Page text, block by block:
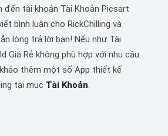
đến tài khoản Tài Khoản Picsart
bình luận cho RickChilling và
lòng trả lời bạn! Nếu như Tài
Giá Rẻ không phù hợp với nhu cầu.
thêm một số App thiết kế
tại mục Tài Khoản.